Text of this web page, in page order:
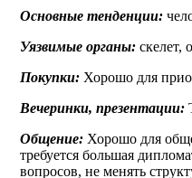
Основные тенденции:
Уязвимые органы: скелет,
Покупки: Хорошо для
Вечеринки, презентации:
Общение: Хорошо для
требуется большая
вопросов, не менять